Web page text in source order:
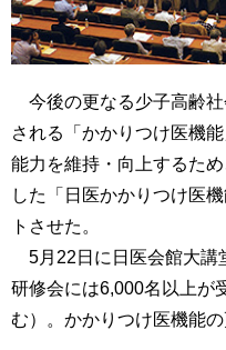
今後の更なる少子高齢
される「かかりつけ医機
能力を維持・向上するた
した「日医かかりつけ医
トさせた。
5月22日に日医会館大講
研修会には6,000名以上が
む）。かかりつけ医機能